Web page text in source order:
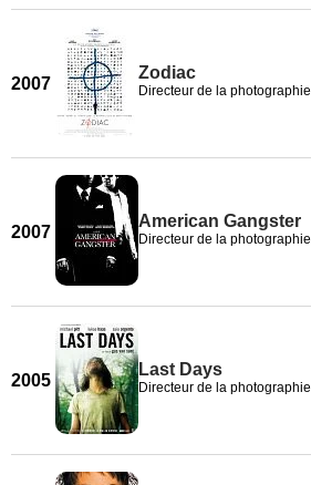
2007
Zodiac
Directeur de la photographie
2007
American Gangster
Directeur de la photographie
2005
Last Days
Directeur de la photographie